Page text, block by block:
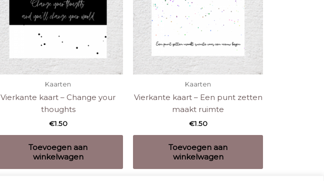
Kaarten
Vierkante kaart – Change your
thoughts
€1.50
Toevoegen aan
winkelwagen
Kaarten
Vierkante kaart – Een punt zetten
maakt ruimte
€1.50
Toevoegen aan
winkelwagen